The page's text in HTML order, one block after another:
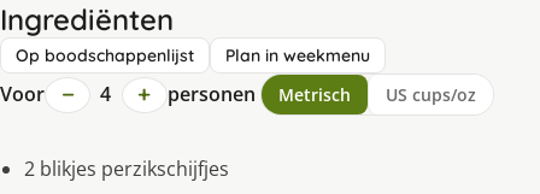
Ingrediënten
Op boodschappenlijst Plan in weekmenu
Voor − 4 + personen Metrisch US cups/oz
2 blikjes perzikschijfjes